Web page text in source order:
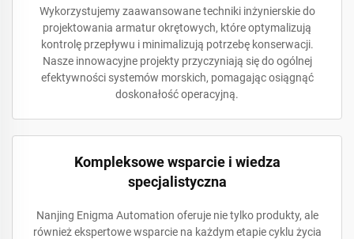
Wykorzystujemy zaawansowane techniki inżynierskie do
projektowania armatur okrętowych, które optymalizują
kontrolę przepływu i minimalizują potrzebę konserwacji.
Nasze innowacyjne projekty przyczyniają się do ogólnej
efektywności systemów morskich, pomagając osiągnąć
doskonałość operacyjną.
Kompleksowe wsparcie i wiedza
specjalistyczna
Nanjing Enigma Automation oferuje nie tylko produkty, ale
również ekspertowe wsparcie na każdym etapie cyklu życia